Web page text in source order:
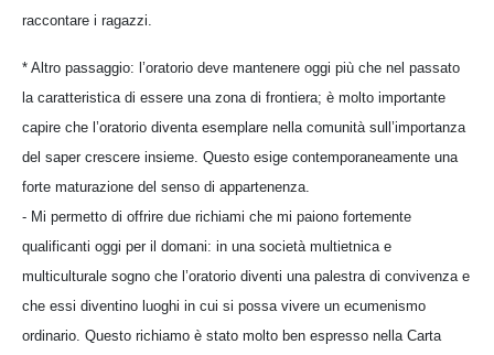
raccontare i ragazzi.
* Altro passaggio: l’oratorio deve mantenere oggi più che nel passato
la caratteristica di essere una zona di frontiera; è molto importante
capire che l’oratorio diventa esemplare nella comunità sull’importanza
del saper crescere insieme. Questo esige contemporaneamente una
forte maturazione del senso di appartenenza.
- Mi permetto di offrire due richiami che mi paiono fortemente
qualificanti oggi per il domani: in una società multietnica e
multiculturale sogno che l’oratorio diventi una palestra di convivenza e
che essi diventino luoghi in cui si possa vivere un ecumenismo
ordinario. Questo richiamo è stato molto ben espresso nella Carta